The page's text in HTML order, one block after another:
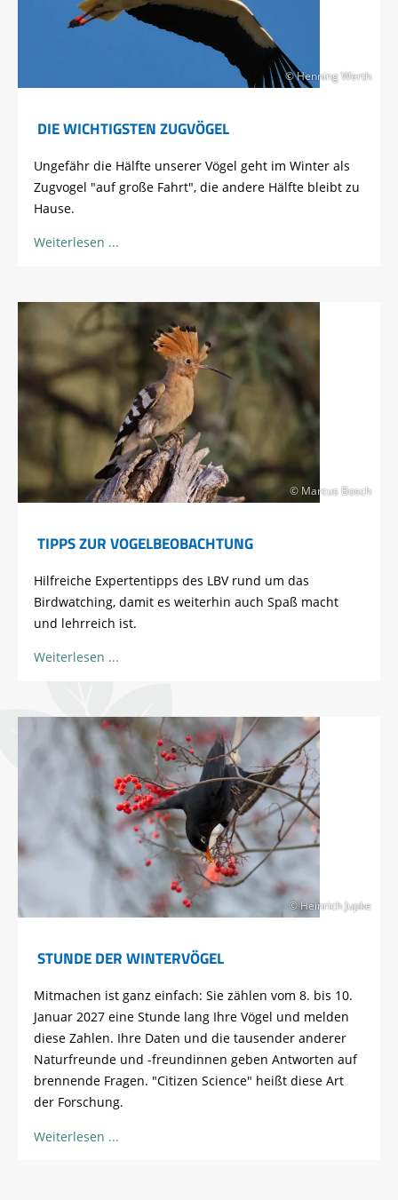
© Henning Werth
DIE WICHTIGSTEN ZUGVÖGEL
Ungefähr die Hälfte unserer Vögel geht im Winter als
Zugvogel "auf große Fahrt", die andere Hälfte bleibt zu
Hause.
Weiterlesen
© Marcus Bosch
TIPPS ZUR VOGELBEOBACHTUNG
Hilfreiche Expertentipps des LBV rund um das
Birdwatching, damit es weiterhin auch Spaß macht
und lehrreich ist.
Weiterlesen
© Heinrich Jupke
STUNDE DER WINTERVÖGEL
Mitmachen ist ganz einfach: Sie zählen vom 8. bis 10.
Januar 2027 eine Stunde lang Ihre Vögel und melden
diese Zahlen. Ihre Daten und die tausender anderer
Naturfreunde und -freundinnen geben Antworten auf
brennende Fragen. "Citizen Science" heißt diese Art
der Forschung.
Weiterlesen